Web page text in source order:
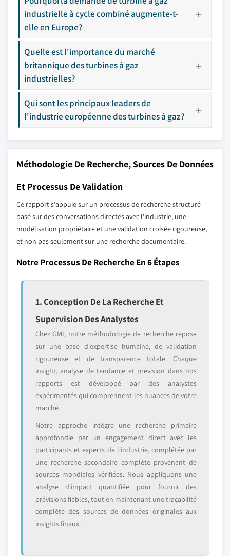
industrielle à cycle combiné augmente-t-
elle en Europe?
Quelle est l'importance du marché
britannique des turbines à gaz
industrielles?
Qui sont les principaux leaders de
l'industrie européenne des turbines à gaz?
Méthodologie De Recherche, Sources De Données
Et Processus De Validation
Ce rapport s'appuie sur un processus de recherche structuré
basé sur des conversations directes avec l'industrie, une
modélisation propriétaire et une validation croisée rigoureuse,
et non pas seulement sur une recherche documentaire.
Notre Processus De Recherche En 6 Étapes
1. Conception De La Recherche Et
Supervision Des Analystes
Chez GMI, notre méthodologie de recherche repose
sur une base d'expertise humaine, de validation
rigoureuse et de transparence totale. Chaque
insight, analyse de tendance et prévision dans nos
rapports est développé par des analystes
expérimentés qui comprennent les nuances de votre
marché.
Notre approche intègre une recherche primaire
approfondie par un engagement direct avec les
participants et experts de l'industrie, complétée par
une recherche secondaire complète provenant de
sources mondiales vérifiées. Nous appliquons une
analyse d'impact quantifiée pour fournir des
prévisions fiables, tout en maintenant une traçabilité
complète des sources de données originales aux
insights finaux.